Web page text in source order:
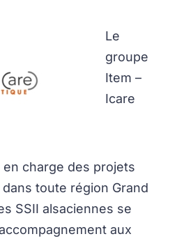
Le
groupe
Item –
Icare
charge des projets
toute région Grand
SSII alsaciennes se
aux